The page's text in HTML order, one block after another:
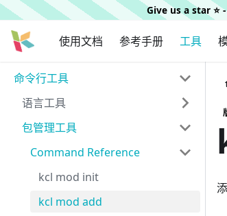
Give us a star
使用文档 参考手册 工具
命令行工具
语言工具
包管理工具
Command Reference
kcl mod init
kcl mod add